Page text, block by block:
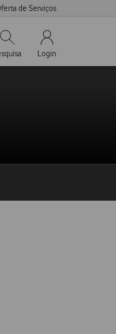
de Serviços
compras
Pesquisar My Vodafone
Login